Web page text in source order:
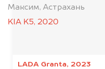
LADA Granta, 2023
Максим, Астрахань
KIA K5, 2020